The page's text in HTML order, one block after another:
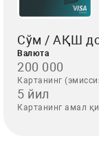
Сўм / АҚШ
Валюта
200 000
Картанинг
5 йил
Картанинг амал